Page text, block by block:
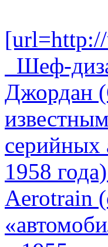
Шеф-
Джордан
серийных
1958
Aerotrain